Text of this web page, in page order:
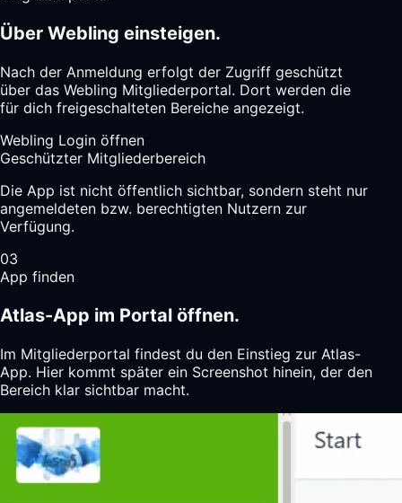
Über Webling einsteigen.
Nach der Anmeldung erfolgt der Zugriff geschützt
über das Webling Mitgliederportal. Dort werden die
für dich freigeschalteten Bereiche angezeigt.
Webling Login öffnen
Geschützter Mitgliederbereich
Die App ist nicht öffentlich sichtbar, sondern steht nur
angemeldeten bzw. berechtigten Nutzern zur
Verfügung.
03
App finden
Atlas-App im Portal öffnen.
Im Mitgliederportal findest du den Einstieg zur Atlas-
App. Hier kommt später ein Screenshot hinein, der den
Bereich klar sichtbar macht.